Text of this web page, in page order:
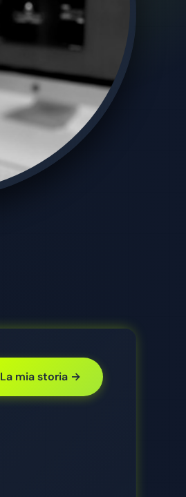
La mia storia →